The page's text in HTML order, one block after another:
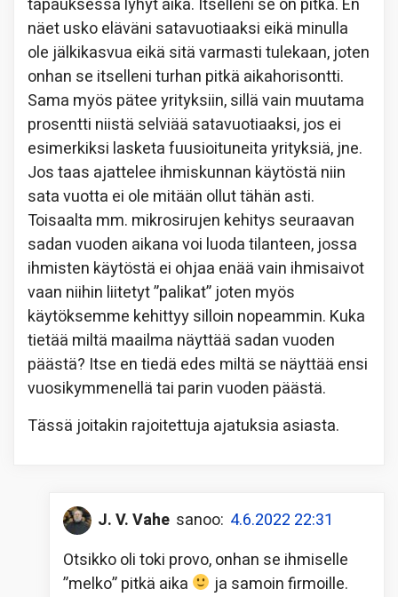
näet usko eläväni satavuotiaaksi eikä minulla
ole jälkikasvua eikä sitä varmasti tulekaan, joten
onhan se itselleni turhan pitkä aikahorisontti.
Sama myös pätee yrityksiin, sillä vain muutama
prosentti niistä selviää satavuotiaaksi, jos ei
esimerkiksi lasketa fuusioituneita yrityksiä, jne.
Jos taas ajattelee ihmiskunnan käytöstä niin
sata vuotta ei ole mitään ollut tähän asti.
Toisaalta mm. mikrosirujen kehitys seuraavan
sadan vuoden aikana voi luoda tilanteen, jossa
ihmisten käytöstä ei ohjaa enää vain ihmisaivot
vaan niihin liitetyt ”palikat” joten myös
käytöksemme kehittyy silloin nopeammin. Kuka
tietää miltä maailma näyttää sadan vuoden
päästä? Itse en tiedä edes miltä se näyttää ensi
vuosikymmenellä tai parin vuoden päästä.
Tässä joitakin rajoitettuja ajatuksia asiasta.
J. V. Vahe sanoo: 4.6.2022 22:31
Otsikko oli toki provo, onhan se ihmiselle
”melko” pitkä aika
ja samoin firmoille.